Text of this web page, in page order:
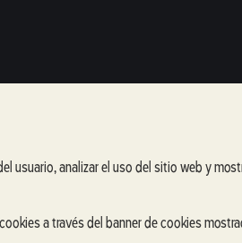
usuario, analizar el uso del sitio web y
a través del banner de cookies